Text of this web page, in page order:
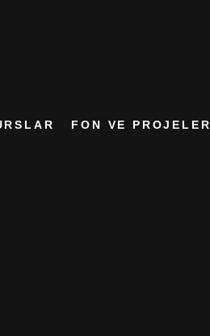
FON VE PROJELER